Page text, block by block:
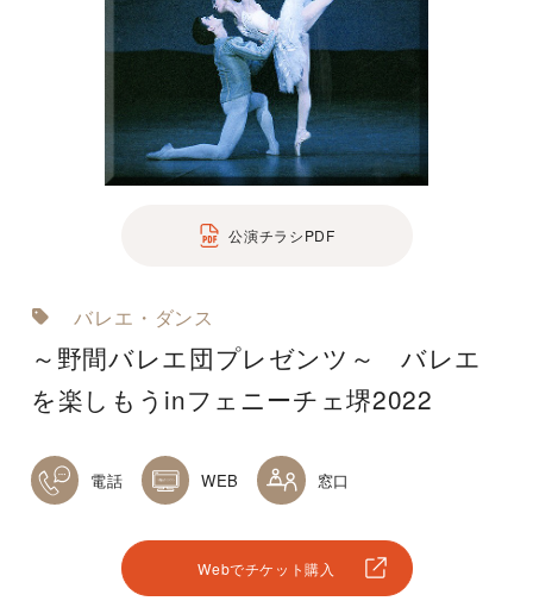
公演チラシPDF
バレエ・ダンス
～野間バレエ団プレゼンツ～ バレエ
を楽しもうinフェニーチェ堺2022
電話 WEB 窓口
Webでチケット購入